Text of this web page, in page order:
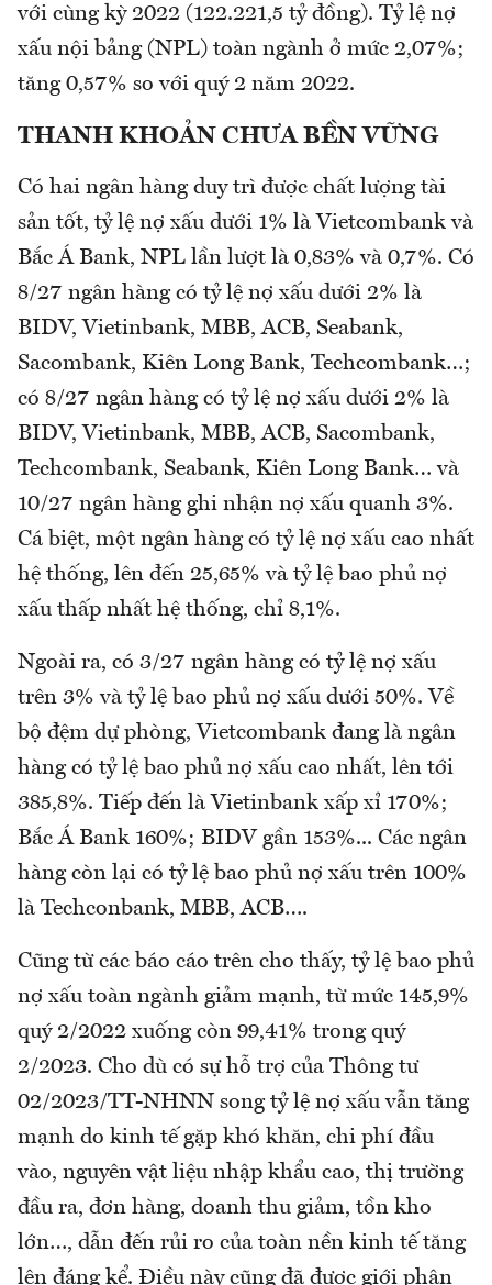
với cùng kỳ 2022 (122.221,5 tỷ đồng). Tỷ lệ nợ
xấu nội bảng (NPL) toàn ngành ở mức 2,07%;
tăng 0,57% so với quý 2 năm 2022.
THANH KHOẢN CHƯA BỀN VỮNG
Có hai ngân hàng duy trì được chất lượng tài
sản tốt, tỷ lệ nợ xấu dưới 1% là Vietcombank và
Bắc Á Bank, NPL lần lượt là 0,83% và 0,7%. Có
8/27 ngân hàng có tỷ lệ nợ xấu dưới 2% là
BIDV, Vietinbank, MBB, ACB, Seabank,
Sacombank, Kiên Long Bank, Techcombank…;
có 8/27 ngân hàng có tỷ lệ nợ xấu dưới 2% là
BIDV, Vietinbank, MBB, ACB, Sacombank,
Techcombank, Seabank, Kiên Long Bank… và
10/27 ngân hàng ghi nhận nợ xấu quanh 3%.
Cá biệt, một ngân hàng có tỷ lệ nợ xấu cao nhất
hệ thống, lên đến 25,65% và tỷ lệ bao phủ nợ
xấu thấp nhất hệ thống, chỉ 8,1%.
Ngoài ra, có 3/27 ngân hàng có tỷ lệ nợ xấu
trên 3% và tỷ lệ bao phủ nợ xấu dưới 50%. Về
bộ đệm dự phòng, Vietcombank đang là ngân
hàng có tỷ lệ bao phủ nợ xấu cao nhất, lên tới
385,8%. Tiếp đến là Vietinbank xấp xỉ 170%;
Bắc Á Bank 160%; BIDV gần 153%... Các ngân
hàng còn lại có tỷ lệ bao phủ nợ xấu trên 100%
là Techconbank, MBB, ACB….
Cũng từ các báo cáo trên cho thấy, tỷ lệ bao phủ
nợ xấu toàn ngành giảm mạnh, từ mức 145,9%
quý 2/2022 xuống còn 99,41% trong quý
2/2023. Cho dù có sự hỗ trợ của Thông tư
02/2023/TT-NHNN song tỷ lệ nợ xấu vẫn tăng
mạnh do kinh tế gặp khó khăn, chi phí đầu
vào, nguyên vật liệu nhập khẩu cao, thị trường
đầu ra, đơn hàng, doanh thu giảm, tồn kho
lớn…, dẫn đến rủi ro của toàn nền kinh tế tăng
lên đáng kể. Điều này cũng đã được giới phân